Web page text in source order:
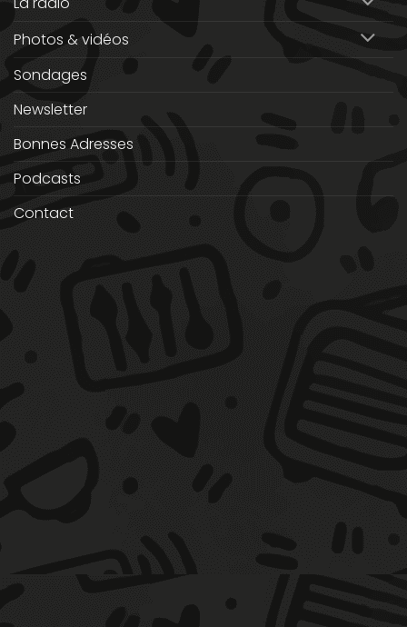
Photos & vidéos
Sondages
Newsletter
Bonnes Adresses
Podcasts
Contact